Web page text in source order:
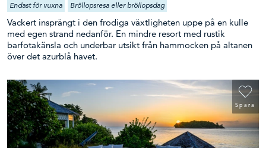
Endast för vuxna Bröllopsresa eller bröllopsdag
Vackert insprängt i den frodiga växtligheten uppe på en kulle
med egen strand nedanför. En mindre resort med rustik
barfotakänsla och underbar utsikt från hammocken på altanen
över det azurblå havet.
Spara